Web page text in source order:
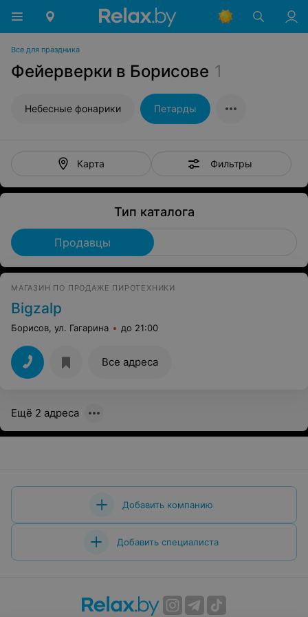
Все для праздника
Фейерверки в Борисове 1
Небесные фонарики Петарды
Карта Фильтры
Тип каталога
Продавцы
МАГАЗИН ПО ПРОДАЖЕ ПИРОТЕХНИКИ
Bigzalp
Борисов, ул. Гагарина до 21:00
Все адреса
Ещё 2 адреса
Добавить компанию
Добавить специалиста